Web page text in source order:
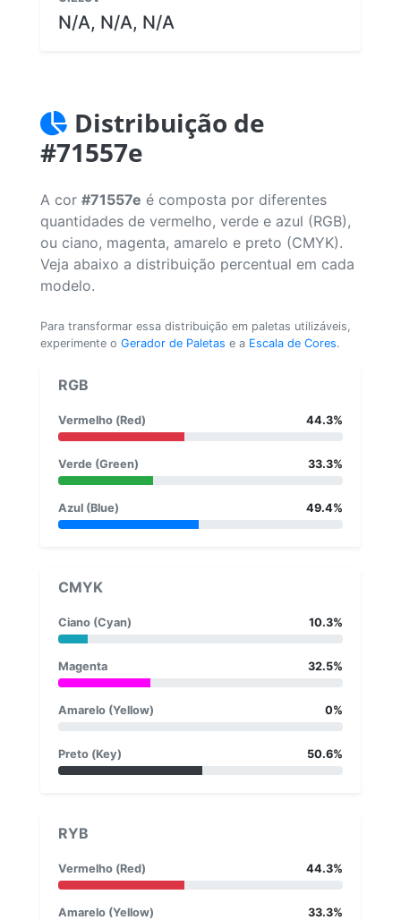
N/A, N/A, N/A
Distribuição de
#71557e
A cor #71557e é composta por diferentes
quantidades de vermelho, verde e azul (RGB),
ou ciano, magenta, amarelo e preto (CMYK).
Veja abaixo a distribuição percentual em cada
modelo.
Para transformar essa distribuição em paletas utilizáveis,
experimente o Gerador de Paletas e a Escala de Cores.
RGB
Vermelho (Red) 44.3%
Verde (Green) 33.3%
Azul (Blue) 49.4%
CMYK
Ciano (Cyan) 10.3%
Magenta 32.5%
Amarelo (Yellow) 0%
Preto (Key) 50.6%
RYB
Vermelho (Red) 44.3%
Amarelo (Yellow) 33.3%